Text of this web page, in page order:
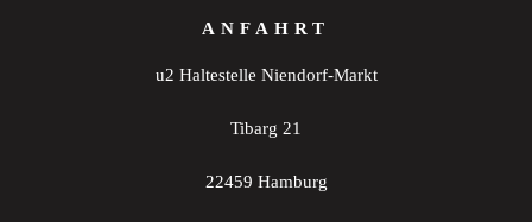
ANFAHRT
u2 Haltestelle Niendorf-Markt
Tibarg 21
22459 Hamburg